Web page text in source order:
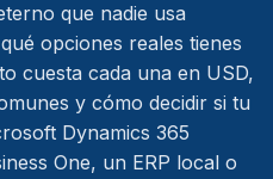
que nadie usa
opciones reales tienes
cuesta cada una en USD,
y cómo decidir si tu
Dynamics 365
One, un ERP local o